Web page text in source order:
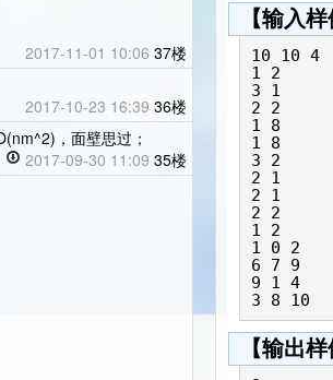
2017-11-01 10:06 37楼
2017-10-23 16:39 36楼
，面壁思过；
2017-09-30 11:09 35楼
【输入
10 10 4
1 2
3 1
2 2
1 8
1 8
3 2
2 1
2 1
2 2
1 2
1 0 2
6 7 9
9 1 4
【输出